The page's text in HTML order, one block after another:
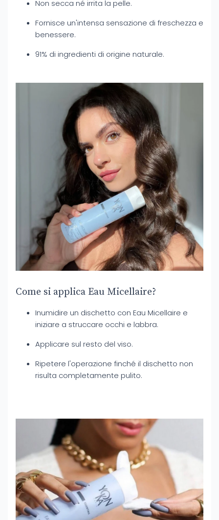
Non secca né irrita la pelle.
Fornisce un'intensa sensazione di freschezza e
benessere.
91% di ingredienti di origine naturale.
Come si applica Eau Micellaire?
Inumidire un dischetto con Eau Micellaire e
iniziare a struccare occhi e labbra.
Applicare sul resto del viso.
Ripetere l'operazione finché il dischetto non
risulta completamente pulito.